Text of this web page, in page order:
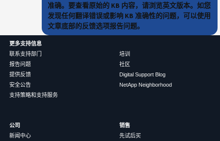
准确。要查看原始的 KB 内容，请浏览英文版本。如您
发现任何翻译错误或影响 KB 准确性的问题，可以使用
文章底部的反馈选项报告问题。
更多支持信息
联系支持部门
报告问题
提供反馈
安全公告
支持策略和支持服务
培训
社区
Digital Support Blog
NetApp Neighborhood
公司
新闻中心
销售
先试后买